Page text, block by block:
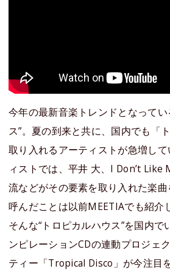
今年の最新音楽トレンドとなってい
ス”。夏の到来と共に、国内でも「
取り入れるアーティストが急増し
ィストでは、平井 大、I Don’t Like
流などがその要素を取り入れた楽
呼んだことは以前MEETIAでも紹介
そんな“トロピカルハウス”を国内で
ンピレーションCDの連動プロジェ
ティー「Tropical Disco」が今注目